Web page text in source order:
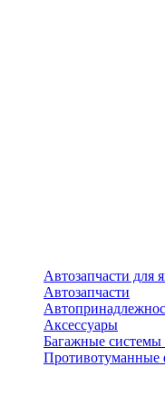
Автозапчасти для
Автозапчасти
Аксессуары
Багажные
Противотуманные